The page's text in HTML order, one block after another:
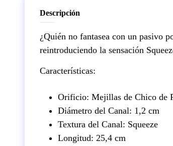
Descripción
¿Quién no fantasea con un pasivo
reintroduciendo la sensación
Características:
Orificio: Mejillas de Chico de
Diámetro del Canal: 1,2 cm
Textura del Canal: Squeeze
Longitud: 25,4 cm